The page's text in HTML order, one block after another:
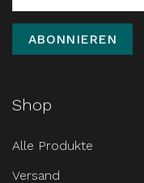
Shop
Alle Produkte
Versand